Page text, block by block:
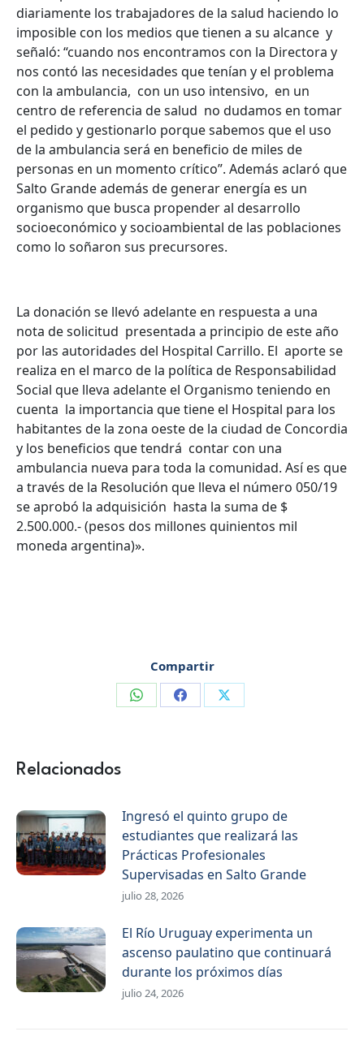
diariamente los trabajadores de la salud haciendo lo
imposible con los medios que tienen a su alcance y
señaló: “cuando nos encontramos con la Directora y
nos contó las necesidades que tenían y el problema
con la ambulancia, con un uso intensivo, en un
centro de referencia de salud no dudamos en tomar
el pedido y gestionarlo porque sabemos que el uso
de la ambulancia será en beneficio de miles de
personas en un momento crítico”. Además aclaró que
Salto Grande además de generar energía es un
organismo que busca propender al desarrollo
socioeconómico y socioambiental de las poblaciones
como lo soñaron sus precursores.
La donación se llevó adelante en respuesta a una
nota de solicitud presentada a principio de este año
por las autoridades del Hospital Carrillo. El aporte se
realiza en el marco de la política de Responsabilidad
Social que lleva adelante el Organismo teniendo en
cuenta la importancia que tiene el Hospital para los
habitantes de la zona oeste de la ciudad de Concordia
y los beneficios que tendrá contar con una
ambulancia nueva para toda la comunidad. Así es que
a través de la Resolución que lleva el número 050/19
se aprobó la adquisición hasta la suma de $
2.500.000.- (pesos dos millones quinientos mil
moneda argentina)».
Compartir
CompartirCompartirCompartir
Relacionados
Ingresó el quinto grupo de
estudiantes que realizará las
Prácticas Profesionales
Supervisadas en Salto Grande
julio 28, 2026
El Río Uruguay experimenta un
ascenso paulatino que continuará
durante los próximos días
julio 24, 2026